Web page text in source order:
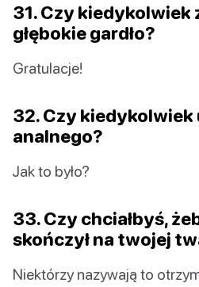
31. Czy kiedykolwiek
głębokie gardło?
Gratulacje!
32. Czy kiedykolwiek
analnego?
Jak to było?
33. Czy chciałbyś,
skończył na twojej
Niektórzy nazywają to